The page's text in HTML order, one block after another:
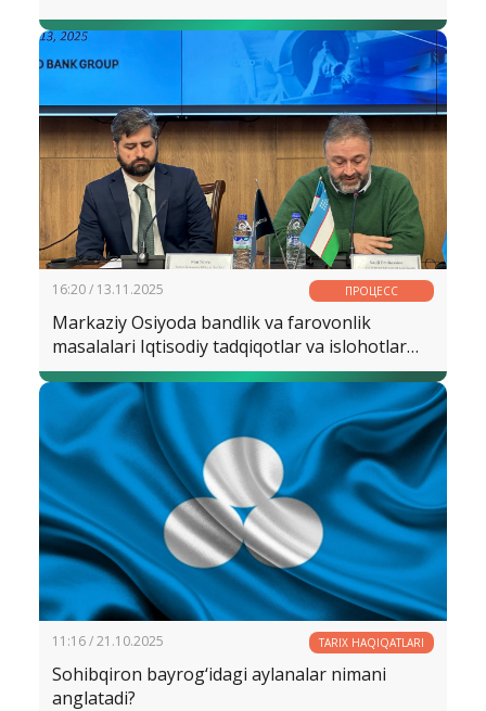
16:20 / 13.11.2025 ПРОЦЕСС
Markaziy Osiyoda bandlik va farovonlik
masalalari Iqtisodiy tadqiqotlar va islohotlar
markazida muhokama qilindi
11:16 / 21.10.2025 TARIX HAQIQATLARI
Sohibqiron bayrog‘idagi aylanalar nimani
anglatadi?